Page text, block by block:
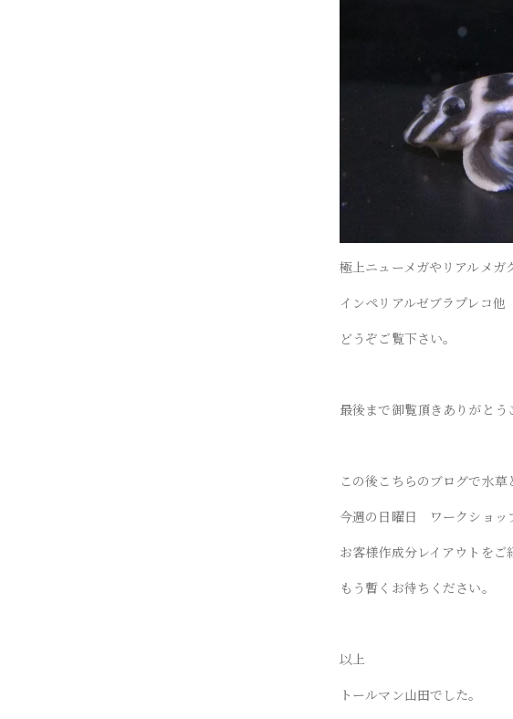
極上ニューメガやリアルメガ
インペリアルゼブラプレコ
どうぞご覧下さい。
最後まで御覧頂きありがとう
この後こちらのブログで水
今週の日曜日 ワークショッ
お客様作成分レイアウトをご
もう暫くお待ちください。
以上
トールマン山田でした。